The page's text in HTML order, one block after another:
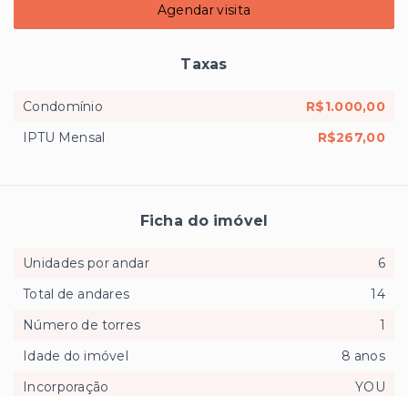
Agendar visita
Taxas
Condomínio
R$1.000,00
IPTU Mensal
R$267,00
Ficha do imóvel
Unidades por andar
6
Total de andares
14
Número de torres
1
Idade do imóvel
8 anos
Incorporação
YOU